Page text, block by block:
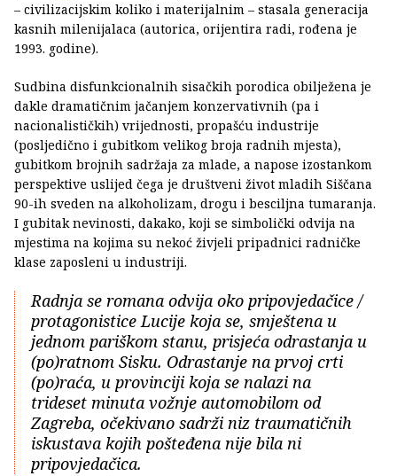
– civilizacijskim koliko i materijalnim – stasala generacija
kasnih milenijalaca (autorica, orijentira radi, rođena je
1993. godine).
Sudbina disfunkcionalnih sisačkih porodica obilježena je
dakle dramatičnim jačanjem konzervativnih (pa i
nacionalističkih) vrijednosti, propašću industrije
(posljedično i gubitkom velikog broja radnih mjesta),
gubitkom brojnih sadržaja za mlade, a napose izostankom
perspektive uslijed čega je društveni život mladih Siščana
90-ih sveden na alkoholizam, drogu i besciljna tumaranja.
I gubitak nevinosti, dakako, koji se simbolički odvija na
mjestima na kojima su nekoć živjeli pripadnici radničke
klase zaposleni u industriji.
Radnja se romana odvija oko pripovjedačice /
protagonistice Lucije koja se, smještena u
jednom pariškom stanu, prisjeća odrastanja u
(po)ratnom Sisku. Odrastanje na prvoj crti
(po)raća, u provinciji koja se nalazi na
trideset minuta vožnje automobilom od
Zagreba, očekivano sadrži niz traumatičnih
iskustava kojih pošteđena nije bila ni
pripovjedačica.